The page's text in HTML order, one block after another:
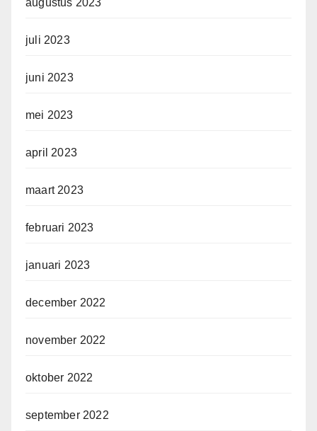
augustus 2023
juli 2023
juni 2023
mei 2023
april 2023
maart 2023
februari 2023
januari 2023
december 2022
november 2022
oktober 2022
september 2022